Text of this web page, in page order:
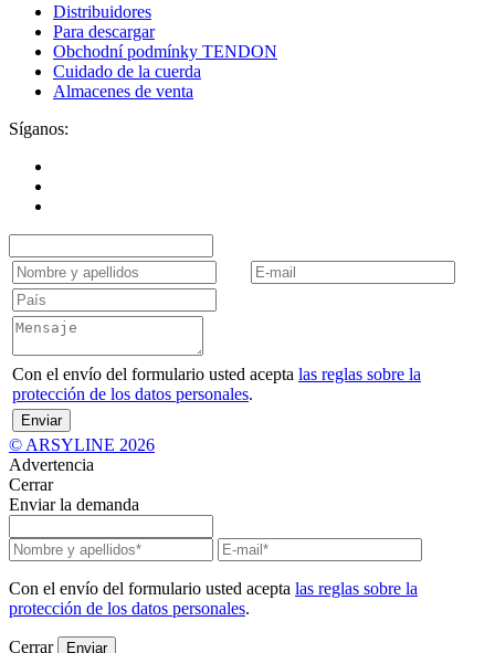
Distribuidores
Para descargar
Obchodní podmínky TENDON
Cuidado de la cuerda
Almacenes de venta
Síganos:
Con el envío del formulario usted acepta las reglas sobre la
protección de los datos personales.
Enviar
© ARSYLINE 2026
Advertencia
Cerrar
Enviar la demanda
Con el envío del formulario usted acepta las reglas sobre la
protección de los datos personales.
Cerrar Enviar